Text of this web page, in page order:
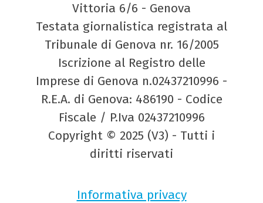
Vittoria 6/6 - Genova
Testata giornalistica registrata al
Tribunale di Genova nr. 16/2005
Iscrizione al Registro delle
Imprese di Genova n.02437210996 -
R.E.A. di Genova: 486190 - Codice
Fiscale / P.Iva 02437210996
Copyright © 2025 (V3) - Tutti i
diritti riservati
Informativa privacy